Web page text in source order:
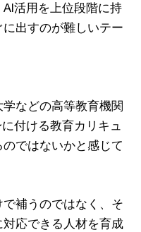
活用を上位段階に持
出すのが難しいテー
などの高等教育機関
付ける教育カリキュ
ではないかと感じて
補うのではなく、そ
応できる人材を育成